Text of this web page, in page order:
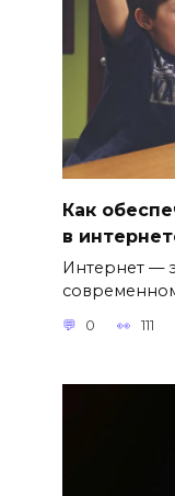
Как
в
Интернет —
0 111